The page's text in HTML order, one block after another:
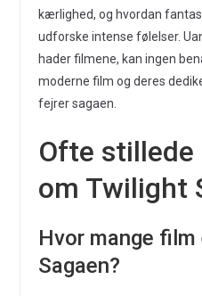
kærlighed, og hvordan
udforske intense følelser.
hader filmene, kan ingen
moderne film og deres
fejrer sagaen.
Ofte stillede
om Twilight
Hvor mange
Sagaen?